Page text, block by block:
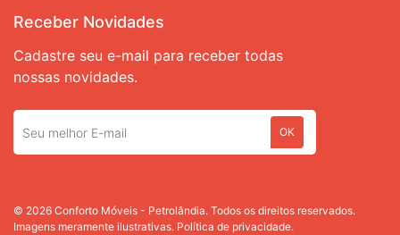
Receber Novidades
Cadastre seu e-mail para receber todas
nossas novidades.
OK
© 2026 Conforto Móveis - Petrolândia. Todos os direitos reservados.
Imagens meramente ilustrativas. Política de privacidade.